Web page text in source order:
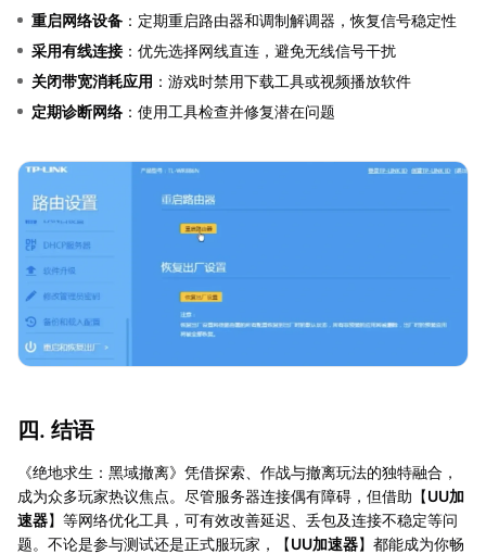
重启网络设备 ：定期重启路由器和调制解调器，恢复信号稳定性
采用有线连接 ：优先选择网线直连，避免无线信号干扰
关闭带宽消耗应用 ：游戏时禁用下载工具或视频播放软件
定期诊断网络 ：使用工具检查并修复潜在问题
四. 结语
《绝地求生：黑域撤离》凭借探索、作战与撤离玩法的独特融合，
成为众多玩家热议焦点。尽管服务器连接偶有障碍，但借助【UU加
速器】等网络优化工具，可有效改善延迟、丢包及连接不稳定等问
题。不论是参与测试还是正式服玩家，【UU加速器】都能成为你畅